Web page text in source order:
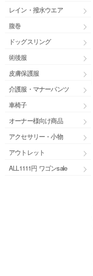
レイン・撥水ウエア
腹巻
ドッグスリング
術後服
皮膚保護服
介護服・マナーパンツ
車椅子
オーナー様向け商品
アクセサリー・小物
アウトレット
ALL1111円 ワゴンsale